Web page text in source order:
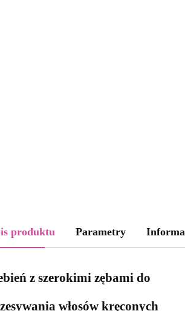
produktu Parametry
z szerokimi zębami do
włosów kręconych